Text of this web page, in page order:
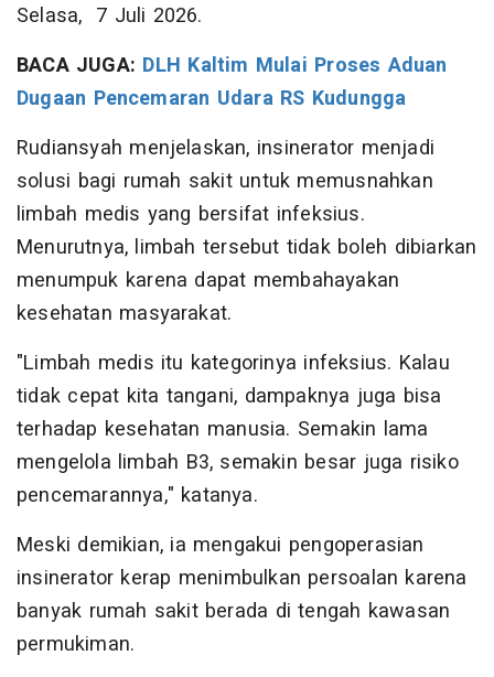
Selasa, 7 Juli 2026.
BACA JUGA: DLH Kaltim Mulai Proses Aduan
Dugaan Pencemaran Udara RS Kudungga
Rudiansyah menjelaskan, insinerator menjadi
solusi bagi rumah sakit untuk memusnahkan
limbah medis yang bersifat infeksius.
Menurutnya, limbah tersebut tidak boleh dibiarkan
menumpuk karena dapat membahayakan
kesehatan masyarakat.
"Limbah medis itu kategorinya infeksius. Kalau
tidak cepat kita tangani, dampaknya juga bisa
terhadap kesehatan manusia. Semakin lama
mengelola limbah B3, semakin besar juga risiko
pencemarannya," katanya.
Meski demikian, ia mengakui pengoperasian
insinerator kerap menimbulkan persoalan karena
banyak rumah sakit berada di tengah kawasan
permukiman.